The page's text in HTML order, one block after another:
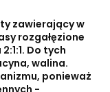
zawierający w
rozgałęzione
Do tych
walina.
ponieważ